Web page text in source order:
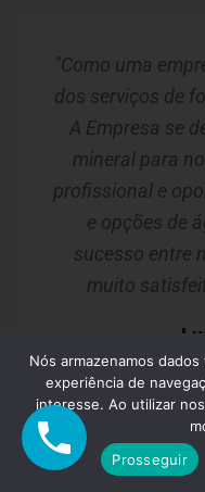
"Como uma
dos serviços de
A Empresa se
mineral para
profissional e
e opções de
sucesso entre
muito
Nós armazenamos
experiência de
interesse. Ao utilizar
Prosseguir